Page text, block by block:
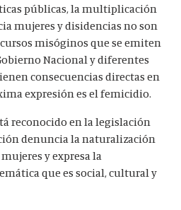
públicas, la multiplicación
mujeres y disidencias no son
misóginos que se emiten
Nacional y diferentes
consecuencias directas en
expresión es el femicidio.
reconocido en la legislación
denuncia la naturalización
y expresa la
que es social, cultural y